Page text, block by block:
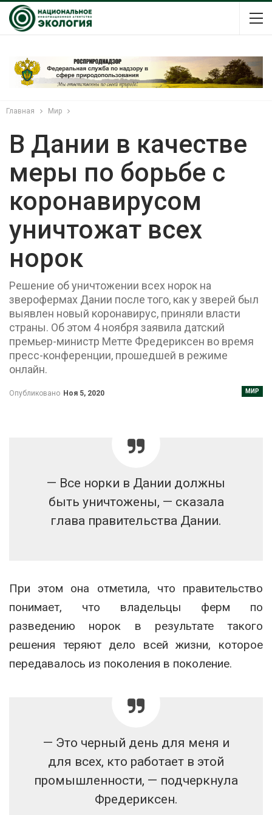
Главная Мир
В Дании в качестве
меры по борьбе с
коронавирусом
уничтожат всех
норок
Решение об уничтожении всех норок на
зверофермах Дании после того, как у зверей был
выявлен новый коронавирус, приняли власти
страны. Об этом 4 ноября заявила датский
премьер-министр Метте Фредериксен во время
пресс-конференции, прошедшей в режиме
онлайн.
МИР
Опубликовано Ноя 5, 2020
— Все норки в Дании должны
быть уничтожены, — сказала
глава правительства Дании.
При этом она отметила, что правительство
понимает, что владельцы ферм по
разведению норок в результате такого
решения теряют дело всей жизни, которое
передавалось из поколения в поколение.
— Это черный день для меня и
для всех, кто работает в этой
промышленности, — подчеркнула
Фредериксен.